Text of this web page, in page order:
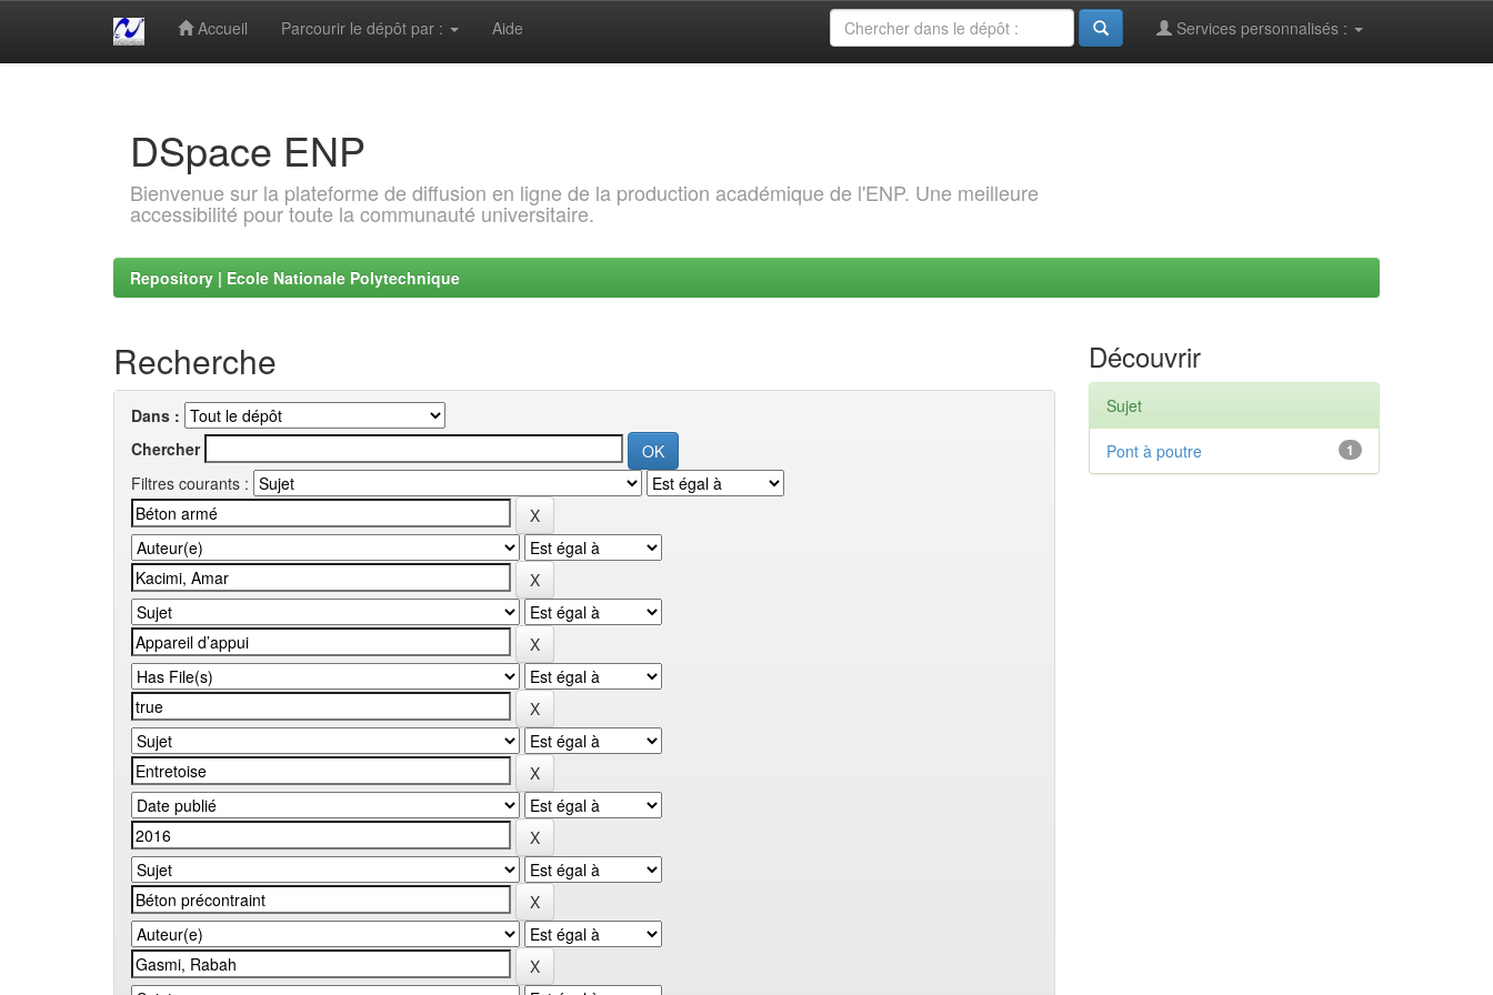
Accueil Parcourir le dépôt par : Aide Services personnalisés :
DSpace ENP
Bienvenue sur la plateforme de diffusion en ligne de la production académique de l'ENP. Une meilleure
accessibilité pour toute la communauté universitaire.
Repository | Ecole Nationale Polytechnique
Recherche
Dans :
Chercher
Filtres courants :
Découvrir
Sujet
1
Pont à poutre